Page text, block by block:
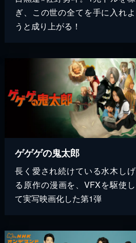
ぎ、この世の全てを手に入れよ
うと成り上がる！
ゲゲゲの鬼太郎
長く愛され続けている水木しげ
る原作の漫画を、VFXを駆使し
て実写映画化した第1弾